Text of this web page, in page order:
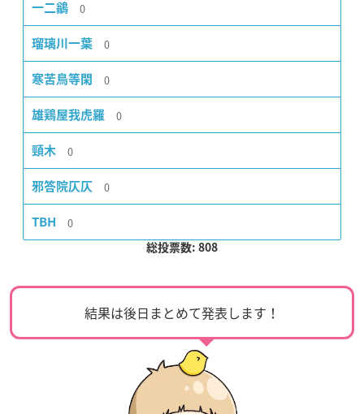
一二鶲 0
瑠璃川一葉 0
寒苦鳥等閑 0
雄鶏屋我虎羅 0
頸木 0
邪答院仄仄 0
TBH 0
総投票数: 808
結果は後日まとめて発表します！